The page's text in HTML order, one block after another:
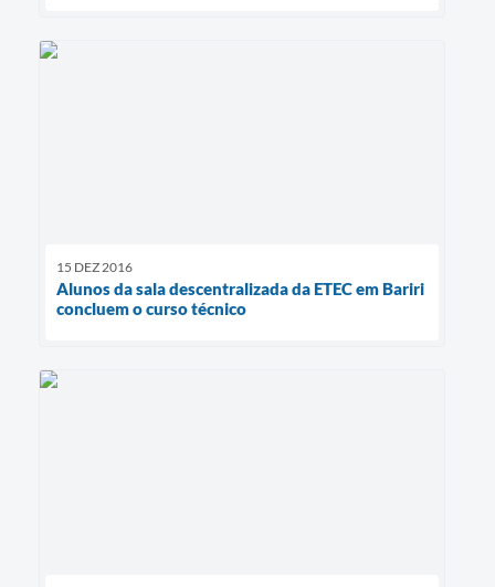
15 DEZ 2016
Alunos da sala descentralizada da ETEC em Bariri
concluem o curso técnico